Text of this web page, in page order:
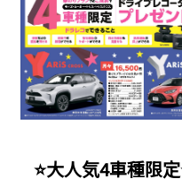
⭐大人気4車種限定